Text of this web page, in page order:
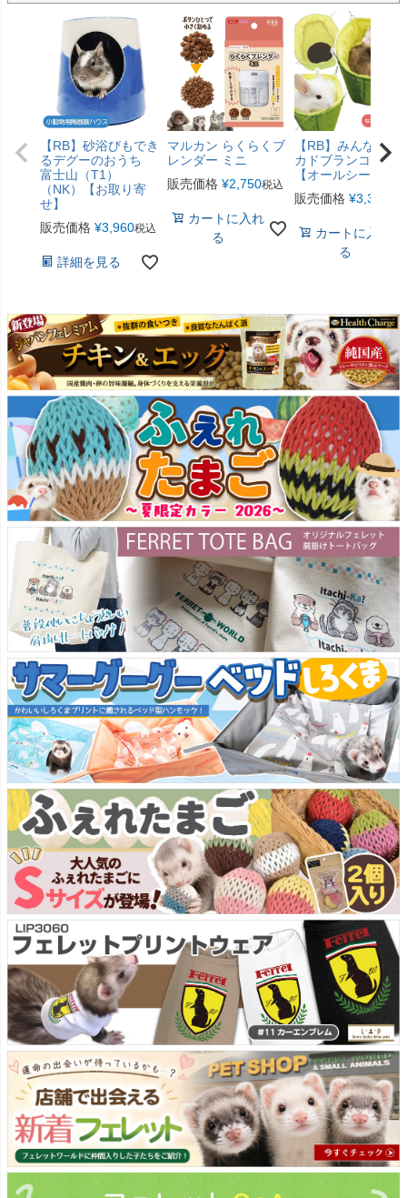
【RB】砂浴びもでき
るデグーのおうち
富士山（T1）
（NK）【お取り寄
せ】
販売価格 ¥3,960税込
詳細を見る
マルカン らくらくブ
レンダー ミニ
販売価格 ¥2,750税込
カートに入れ
る
【RB】みんなのア
カドブランコ（F2
【オールシーズン
販売価格 ¥3,300
カートに入れ
る